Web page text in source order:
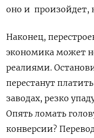
оно и произойдет,
Наконец,
экономика может
реалиями.
перестанут
заводах, резко
Опять ломать
конверсии?